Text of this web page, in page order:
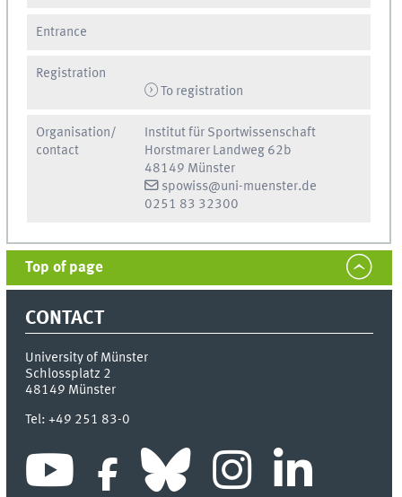
Entrance
Registration
To registration
Organisation/
contact
Institut für Sportwissenschaft
Horstmarer Landweg 62b
48149 Münster
spowiss@uni-muenster.de
0251 83 32300
Top of page
CONTACT
University of Münster
Schlossplatz 2
48149 Münster
Tel:+49 251 83-0